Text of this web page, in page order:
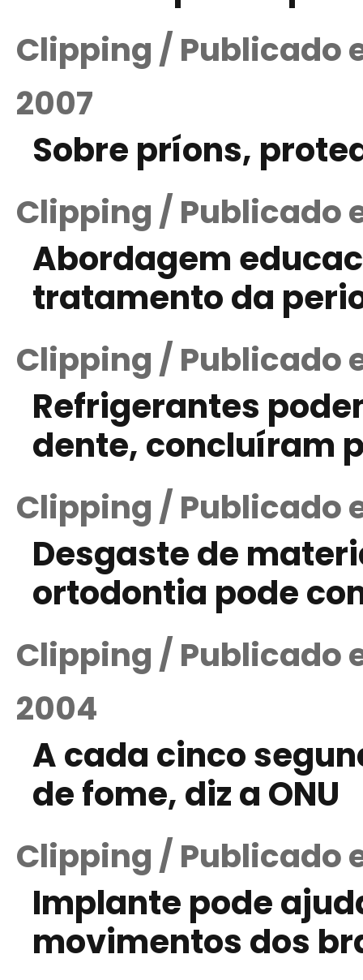
Clipping / Publicado
2007
Sobre príons,
Clipping / Publicado
Abordagem
tratamento da
Clipping / Publicado
Refrigerantes
dente, concluíram
Clipping / Publicado
Desgaste de
ortodontia pode
Clipping / Publicado
2004
A cada cinco
de fome, diz a ONU
Clipping / Publicado
Implante pode
movimentos dos